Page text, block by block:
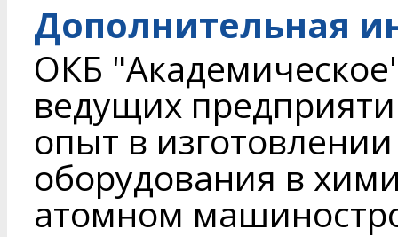
Дополнительная
ОКБ
ведущих
опыт в
оборудования в
атомном